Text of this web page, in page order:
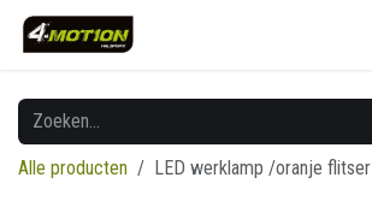
Overslaan naar inhoud
Alle producten LED werklamp /oranje flitser